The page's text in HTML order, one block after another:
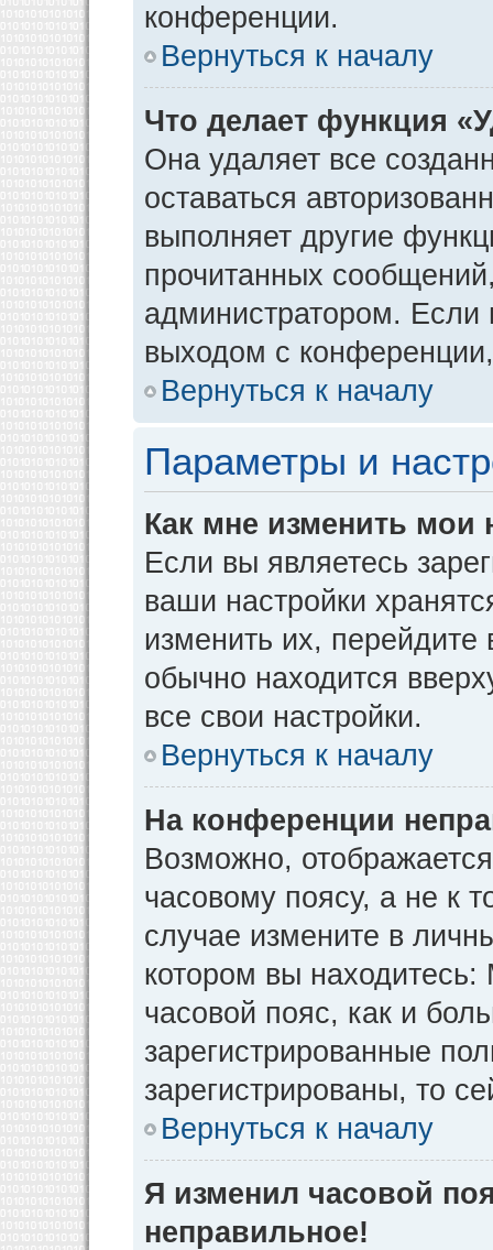
конференции.
Вернуться к началу
Что делает функция
Она удаляет все
оставаться
выполняет другие
прочитанных
администратором. Если
выходом с
Вернуться к началу
Параметры и
Как мне изменить мои
Если вы являетесь
ваши настройки
изменить их, перейдите
обычно находится
все свои настройки.
Вернуться к началу
На конференции
Возможно,
часовому поясу, а не к
случае измените в
котором вы находитесь:
часовой пояс, как и
зарегистрированные
зарегистрированы, то
Вернуться к началу
Я изменил часовой
неправильное!